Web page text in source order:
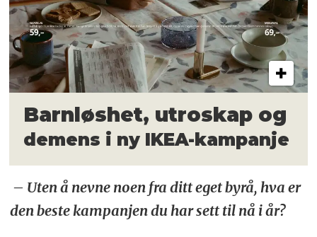
Barnløshet, utroskap og
demens i ny IKEA-kampanje
– Uten å nevne noen fra ditt eget byrå, hva er
den beste kampanjen du har sett til nå i år?